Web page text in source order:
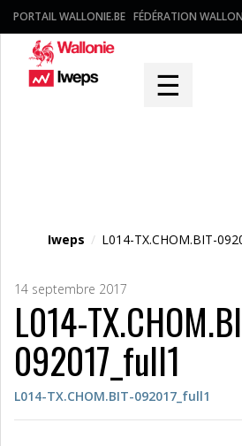
PORTAIL WALLONIE.BE FÉDÉRATION
☰
Iweps / L014-TX.CHOM.BIT-
14 septembre 2017
L014-
092017_full1
L014-TX.CHOM.BIT-092017_full1